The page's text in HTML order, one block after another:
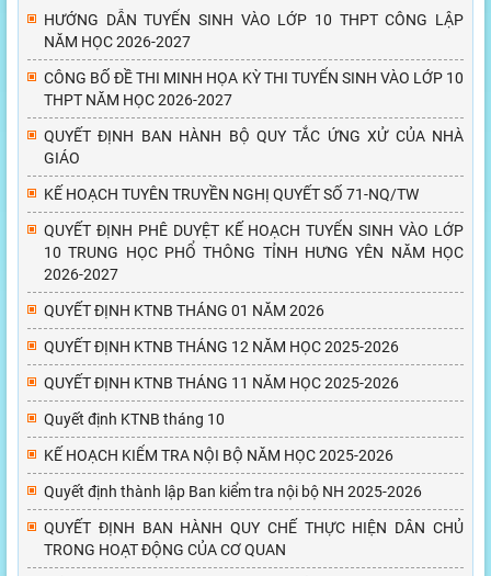
HƯỚNG DẪN TUYỂN SINH VÀO LỚP 10 THPT CÔNG LẬP
NĂM HỌC 2026-2027
CÔNG BỐ ĐỀ THI MINH HỌA KỲ THI TUYỂN SINH VÀO LỚP 10
THPT NĂM HỌC 2026-2027
QUYẾT ĐỊNH BAN HÀNH BỘ QUY TẮC ỨNG XỬ CỦA NHÀ
GIÁO
KẾ HOẠCH TUYÊN TRUYỀN NGHỊ QUYẾT SỐ 71-NQ/TW
QUYẾT ĐỊNH PHÊ DUYỆT KẾ HOẠCH TUYỂN SINH VÀO LỚP
10 TRUNG HỌC PHỔ THÔNG TỈNH HƯNG YÊN NĂM HỌC
2026-2027
QUYẾT ĐỊNH KTNB THÁNG 01 NĂM 2026
QUYẾT ĐỊNH KTNB THÁNG 12 NĂM HỌC 2025-2026
QUYẾT ĐỊNH KTNB THÁNG 11 NĂM HỌC 2025-2026
Quyết định KTNB tháng 10
KẾ HOẠCH KIỂM TRA NỘI BỘ NĂM HỌC 2025-2026
Quyết định thành lập Ban kiểm tra nội bộ NH 2025-2026
QUYẾT ĐỊNH BAN HÀNH QUY CHẾ THỰC HIỆN DÂN CHỦ
TRONG HOẠT ĐỘNG CỦA CƠ QUAN